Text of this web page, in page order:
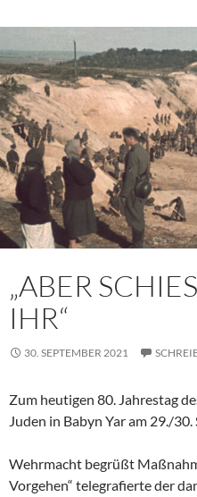
„ABER
IHR“
30. SEPTEMBER 2021
Zum heutigen 80. Jahrestag
Juden in Babyn Yar am 29./
Wehrmacht begrüßt
Vorgehen“ telegrafierte der